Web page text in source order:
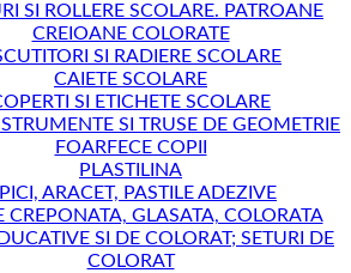
SI ROLLERE SCOLARE. PATROANE
CREIOANE COLORATE
SI RADIERE SCOLARE
CAIETE SCOLARE
SI ETICHETE SCOLARE
SI TRUSE DE GEOMETRIE
FOARFECE COPII
PLASTILINA
ARACET, PASTILE ADEZIVE
CREPONATA, GLASATA, COLORATA
SI DE COLORAT; SETURI DE
COLORAT